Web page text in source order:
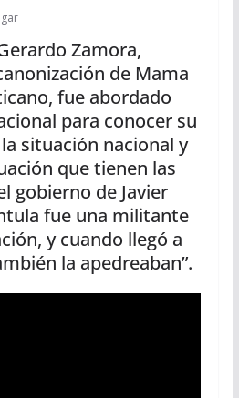
Zamora,
de Mama
fue abordado
para conocer su
situación nacional y
que tienen las
gobierno de Javier
fue una militante
y cuando llegó a
la apedreaban”.